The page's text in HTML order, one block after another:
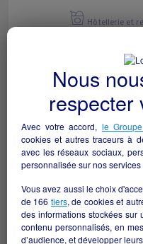
Hôtellerie et
Nous
respecter
Avec votre accord, le
cookies et autres traceurs à
avec les réseaux sociaux,
personnalisée sur nos
Vous avez aussi le choix
de 166 tiers, de cookies et
des informations stockées sur
contenu personnalisés, en
d’audience, et développer